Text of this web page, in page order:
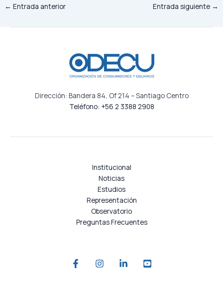
← Entrada anterior Entrada siguiente →
Dirección: Bandera 84, Of 214 – Santiago Centro
Teléfono: +56 2 3388 2908
Institucional
Noticias
Estudios
Representación
Observatorio
Preguntas Frecuentes